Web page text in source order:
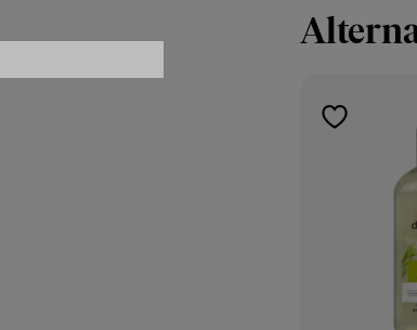
phytate, Citric acid,
aurantium peel oil,
Citronellol,
toevoegen
verlanglijst